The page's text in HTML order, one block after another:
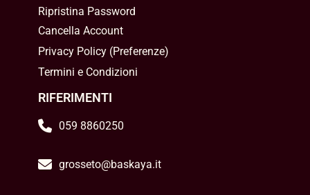
Ripristina Password
Cancella Account
Privacy Policy(Preferenze)
Termini e Condizioni
RIFERIMENTI
059 8860250
grosseto@baskaya.it